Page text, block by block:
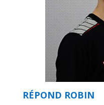
RÉPOND ROBIN